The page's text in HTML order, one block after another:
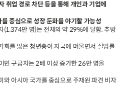
취업 경로 차단 등을 통해 개인과 기업에
중심으로 성장 둔화를 야기할 가능성
(1,374만 명)는 전체의 약 29%에 달함. 추방
회를 잃은 청년층이 자국에 머물면서 실업률
자는 2배 이상 증가한 26만 명을
와 아시아 국가를 중심으로 주재원 파견 비자